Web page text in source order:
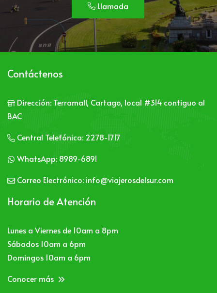
Llamada
Contáctenos
Dirección: Terramall, Cartago, local #314 contiguo al
BAC
Central Telefónica: 2278-1717
WhatsApp: 8989-6891
Correo Electrónico: info@viajerosdelsur.com
Horario de Atención
Lunes a Viernes de 10am a 8pm
Sábados 10am a 6pm
Domingos 10am a 6pm
Conocer más